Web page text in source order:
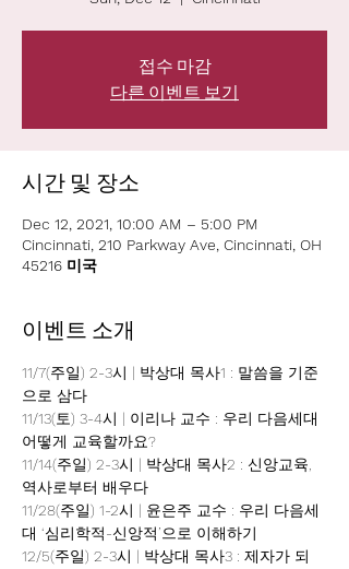
접수 마감
다른 이벤트 보기
시간 및 장소
Dec 12, 2021, 10:00 AM – 5:00 PM
Cincinnati, 210 Parkway Ave, Cincinnati, OH
45216 미국
이벤트 소개
11/7(주일) 2-3시 | 박상대 목사1 : 말씀을 기준
으로 삼다
11/13(토) 3-4시 | 이리나 교수 : 우리 다음세대
어떻게 교육할까요?
11/14(주일) 2-3시 | 박상대 목사2 : 신앙교육,
역사로부터 배우다
11/28(주일) 1-2시 | 윤은주 교수 : 우리 다음세
대 ‘심리학적-신앙적’으로 이해하기
12/5(주일) 2-3시 | 박상대 목사3 : 제자가 되